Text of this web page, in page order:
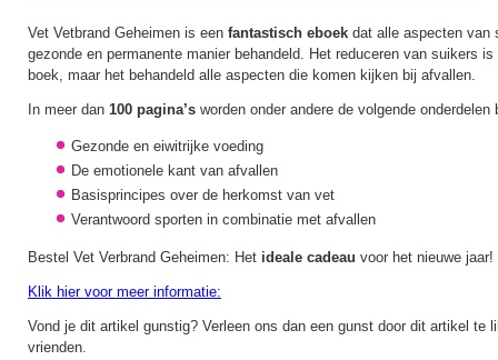
Vet Vetbrand Geheimen is een fantastisch eboek dat alle aspecten van
gezonde en permanente manier behandeld. Het reduceren van suikers
boek, maar het behandeld alle aspecten die komen kijken bij afvallen.
In meer dan 100 pagina’s worden onder andere de volgende onderdelen
Gezonde en eiwitrijke voeding
De emotionele kant van afvallen
Basisprincipes over de herkomst van vet
Verantwoord sporten in combinatie met afvallen
Bestel Vet Verbrand Geheimen: Het ideale cadeau voor het nieuwe jaar!
Klik hier voor meer informatie:
Vond je dit artikel gunstig? Verleen ons dan een gunst door dit artikel te
vrienden.